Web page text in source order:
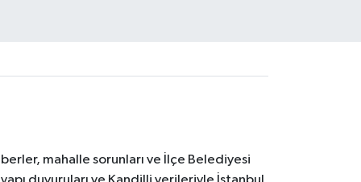
mahalle sorunları ve İlçe Belediyesi